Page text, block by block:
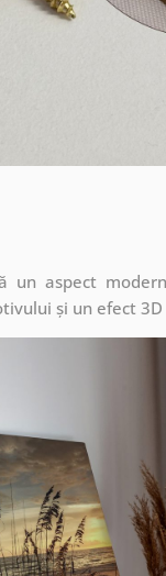
un aspect
și un efect